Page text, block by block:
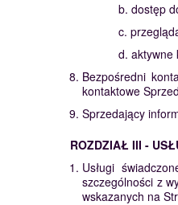
b. dostęp
c.
d. aktywne
Bezpośredni
kontaktowe
Sprzedający
ROZDZIAŁ III -
Usługi
szczególności z
wskazanych na